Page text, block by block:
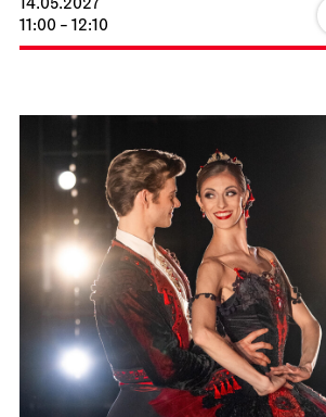
Foto: Roman Novitzky
Schauspiel Stuttgart Kammertheater
Faust neo
20.04.2027
19:30
Fr, 23.04.2027